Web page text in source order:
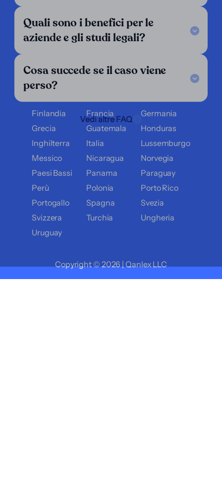
Quali sono i benefici per le
aziende e gli studi legali?
Cosa succede se il caso viene
perso?
Vedi altre FAQ
LinkedIn
Operiamo in:
Bolivia
Brasile
Cile
Colombia
Finlandia
Francia
Germania
Grecia
Guatemala
Honduras
Inghilterra
Italia
Lussemburgo
Messico
Nicaragua
Norvegia
Paesi Bassi
Panama
Paraguay
Perù
Polonia
Porto Rico
Portogallo
Spagna
Svezia
Svizzera
Turchia
Ungheria
Uruguay